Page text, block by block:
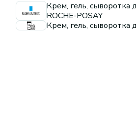
Крем, гель, сыворотка
ROCHE-POSAY
Крем, гель, сыворотка